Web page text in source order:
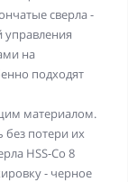
сверла -
на
подходят
материалом.
без потери их
HSS-Co 8
- черное